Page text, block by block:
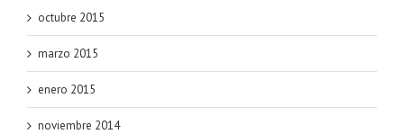
octubre 2015
marzo 2015
enero 2015
noviembre 2014